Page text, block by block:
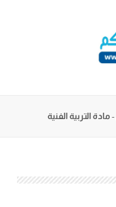
- مادة التربية الفنية